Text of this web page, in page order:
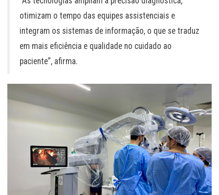
otimizam o tempo das equipes assistenciais e
integram os sistemas de informação, o que se traduz
em mais eficiência e qualidade no cuidado ao
paciente”, afirma.